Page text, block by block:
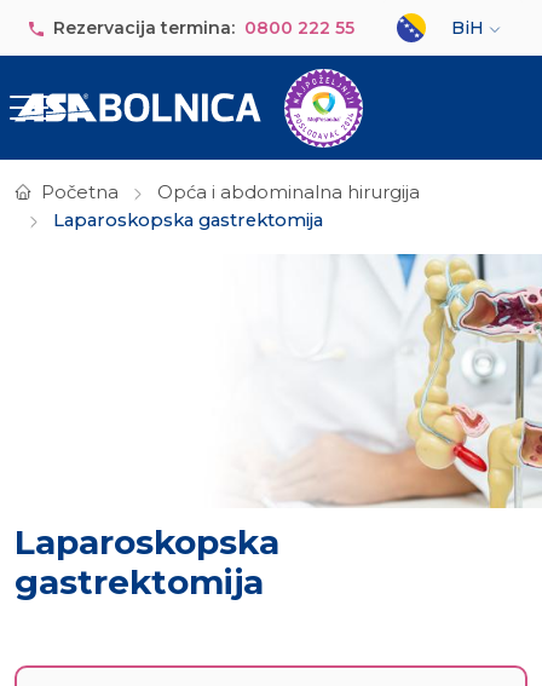
Rezervacija termina: 0800 222 55
Select your
BiH
Početna
Opća i abdominalna hirurgija
Laparoskopska gastrektomija
Laparoskopska
gastrektomija